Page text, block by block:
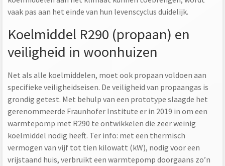
vaak pas aan het einde van hun levenscyclus duidelijk.
Koelmiddel R290 (propaan) en
veiligheid in woonhuizen
Net als alle koelmiddelen, moet ook propaan voldoen aan
specifieke veiligheidseisen. De veiligheid van propaangas is
grondig getest. Met behulp van een prototype slaagde het
gerenommeerde Fraunhofer Institute er in 2019 in om een
warmtepomp met R290 te ontwikkelen die zeer weinig
koelmiddel nodig heeft. Ter info: met een thermisch
vermogen van vijf tot tien kilowatt (kW), nodig voor een
vrijstaand huis, verbruikt een warmtepomp doorgaans zo’n